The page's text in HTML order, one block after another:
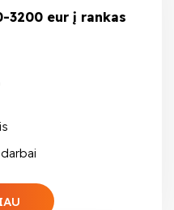
3200 eur į rankas